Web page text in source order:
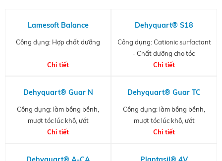
Lamesoft Balance
Công dụng: Hợp chất dưỡng
Chi tiết
Dehyquart® S18
Công dụng: Cationic surfactant
- Chất dưỡng cho tóc
Chi tiết
Dehyquart® Guar N
Công dụng: làm bồng bềnh,
mượt tóc lúc khô, ướt
Chi tiết
Dehyquart® Guar TC
Công dụng: làm bồng bềnh,
mượt tóc lúc khô, ướt
Chi tiết